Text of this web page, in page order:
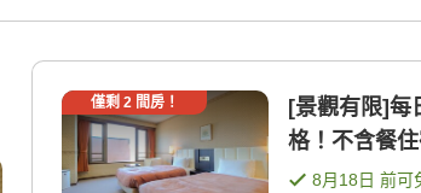
僅剩 2間房！
[景觀有限]每
格！不含餐
8月18日 前可